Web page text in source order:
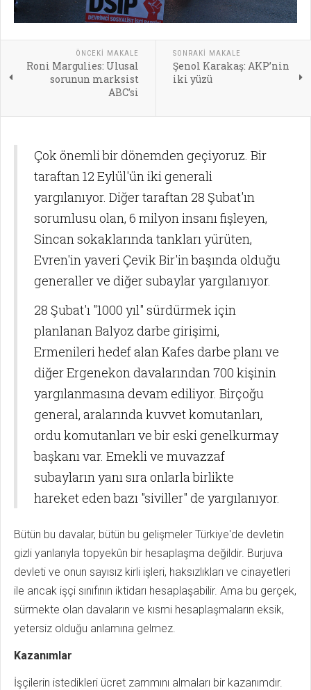
ÖNCEKI MAKALE
Roni Margulies: Ulusal
sorunun marksist
ABC’si
SONRAKI MAKALE
Şenol Karakaş: AKP’nin
iki yüzü
Çok önemli bir dönemden geçiyoruz. Bir
taraftan 12 Eylül'ün iki generali
yargılanıyor. Diğer taraftan 28 Şubat'ın
sorumlusu olan, 6 milyon insanı fişleyen,
Sincan sokaklarında tankları yürüten,
Evren'in yaveri Çevik Bir'in başında olduğu
generaller ve diğer subaylar yargılanıyor.
28 Şubat'ı "1000 yıl" sürdürmek için
planlanan Balyoz darbe girişimi,
Ermenileri hedef alan Kafes darbe planı ve
diğer Ergenekon davalarından 700 kişinin
yargılanmasına devam ediliyor. Birçoğu
general, aralarında kuvvet komutanları,
ordu komutanları ve bir eski genelkurmay
başkanı var. Emekli ve muvazzaf
subayların yanı sıra onlarla birlikte
hareket eden bazı "siviller" de yargılanıyor.
Bütün bu davalar, bütün bu gelişmeler Türkiye'de devletin
gizli yanlarıyla topyekûn bir hesaplaşma değildir. Burjuva
devleti ve onun sayısız kirli işleri, haksızlıkları ve cinayetleri
ile ancak işçi sınıfının iktidarı hesaplaşabilir. Ama bu gerçek,
sürmekte olan davaların ve kısmi hesaplaşmaların eksik,
yetersiz olduğu anlamına gelmez.
Kazanımlar
İşçilerin istedikleri ücret zammını almaları bir kazanımdır.